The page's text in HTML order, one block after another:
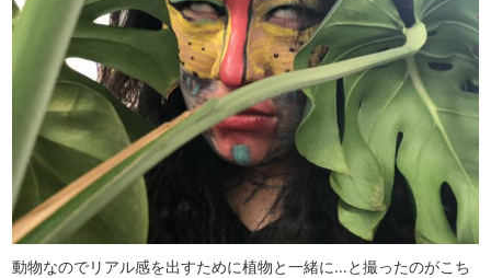
動物なのでリアル感を出すために植物と一緒に...と撮ったのがこち